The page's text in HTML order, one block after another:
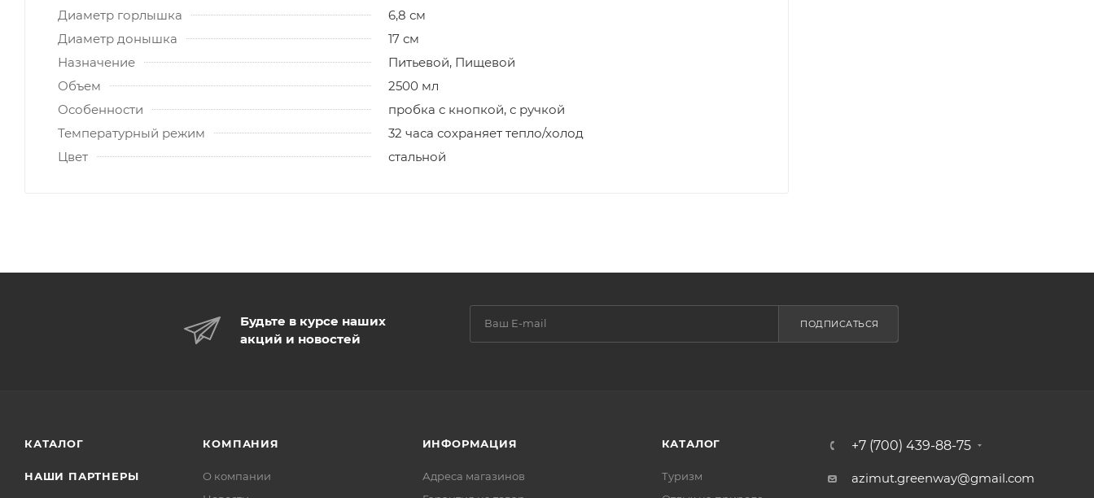
Диаметр горлышка
6,8 см
Диаметр донышка
17 см
Назначение
Питьевой, Пищевой
Объем
2500 мл
Особенности
пробка с кнопкой, с ручкой
Температурный режим
32 часа сохраняет тепло/холод
Цвет
стальной
Будьте в курсе наших
акций и новостей
ПОДПИСАТЬСЯ
КАТАЛОГ
НАШИ ПАРТНЕРЫ
КОМПАНИЯ
О компании
ИНФОРМАЦИЯ
Адреса магазинов
КАТАЛОГ
Туризм
+7 (700) 439-88-75
azimut.greenway@gmail.com